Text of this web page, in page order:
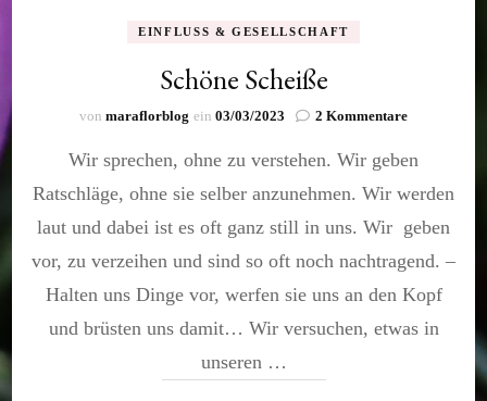
EINFLUSS & GESELLSCHAFT
Schöne Scheiße
von maraflorblog ein 03/03/2023 2 Kommentarezu
Scheiße
Wir sprechen, ohne zu verstehen. Wir geben
Ratschläge, ohne sie selber anzunehmen. Wir werden
laut und dabei ist es oft ganz still in uns. Wir geben
vor, zu verzeihen und sind so oft noch nachtragend. –
Halten uns Dinge vor, werfen sie uns an den Kopf
und brüsten uns damit… Wir versuchen, etwas in
unseren …